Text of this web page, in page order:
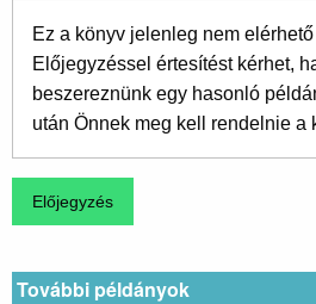
Ez a könyv jelenleg nem
Előjegyzéssel értesítést kérhet,
beszereznünk egy hasonló
után Önnek meg kell rendelnie a
További példányok